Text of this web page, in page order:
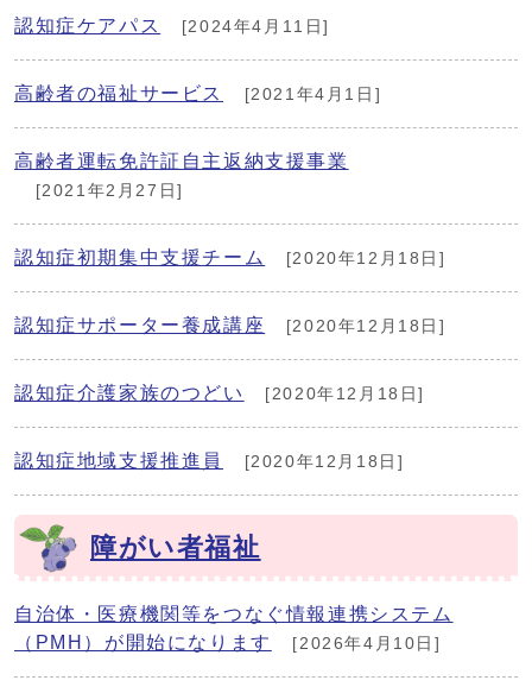
認知症ケアパス [2024年4月11日]
高齢者の福祉サービス [2021年4月1日]
高齢者運転免許証自主返納支援事業
[2021年2月27日]
認知症初期集中支援チーム [2020年12月18日]
認知症サポーター養成講座 [2020年12月18日]
認知症介護家族のつどい [2020年12月18日]
認知症地域支援推進員 [2020年12月18日]
障がい者福祉
自治体・医療機関等をつなぐ情報連携システム
（PMH）が開始になります
[2026年4月10日]